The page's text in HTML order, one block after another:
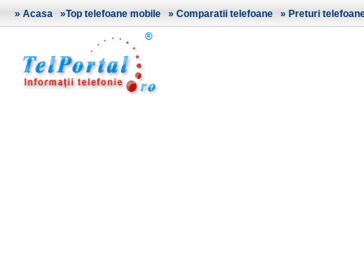
» Acasa »Top telefoane mobile » Comparatii telefoane » Preturi